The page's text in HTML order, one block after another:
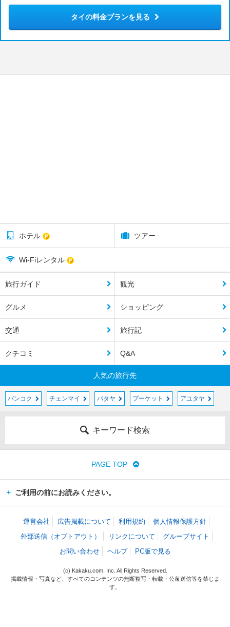
タイの料金プランを見る
ホテル ツアー
Wi-Fiレンタル
旅行ガイド 観光
グルメ ショッピング
交通 旅行記
クチコミ Q&A
人気の旅行先
バンコク チェンマイ パタヤ プーケット アユタヤ
キーワード検索
PAGE TOP
ご利用の前にお読みください。
運営会社 広告掲載について 利用規約
個人情報保護方針
外部送信（オプトアウト）
リンクについて
グループサイト
お問い合わせ
ヘルプ PC版で見る
(c) Kakaku.com, Inc. All Rights Reserved.
掲載情報・写真など、すべてのコンテンツの無断複写・転載・公衆送信等を禁じま
す。